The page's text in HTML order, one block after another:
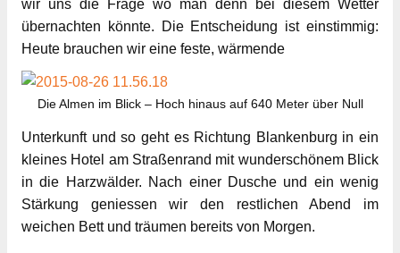
wir uns die Frage wo man denn bei diesem Wetter
übernachten könnte. Die Entscheidung ist einstimmig:
Heute brauchen wir eine feste, wärmende
Die Almen im Blick – Hoch hinaus auf 640 Meter über Null
Unterkunft und so geht es Richtung Blankenburg in ein
kleines Hotel am Straßenrand mit wunderschönem Blick
in die Harzwälder. Nach einer Dusche und ein wenig
Stärkung geniessen wir den restlichen Abend im
weichen Bett und träumen bereits von Morgen.